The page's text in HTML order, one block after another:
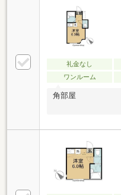
礼金なし
ワンルーム
角部屋